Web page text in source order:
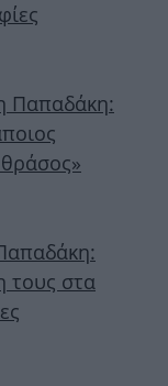
Παπαδάκη:
τους στα